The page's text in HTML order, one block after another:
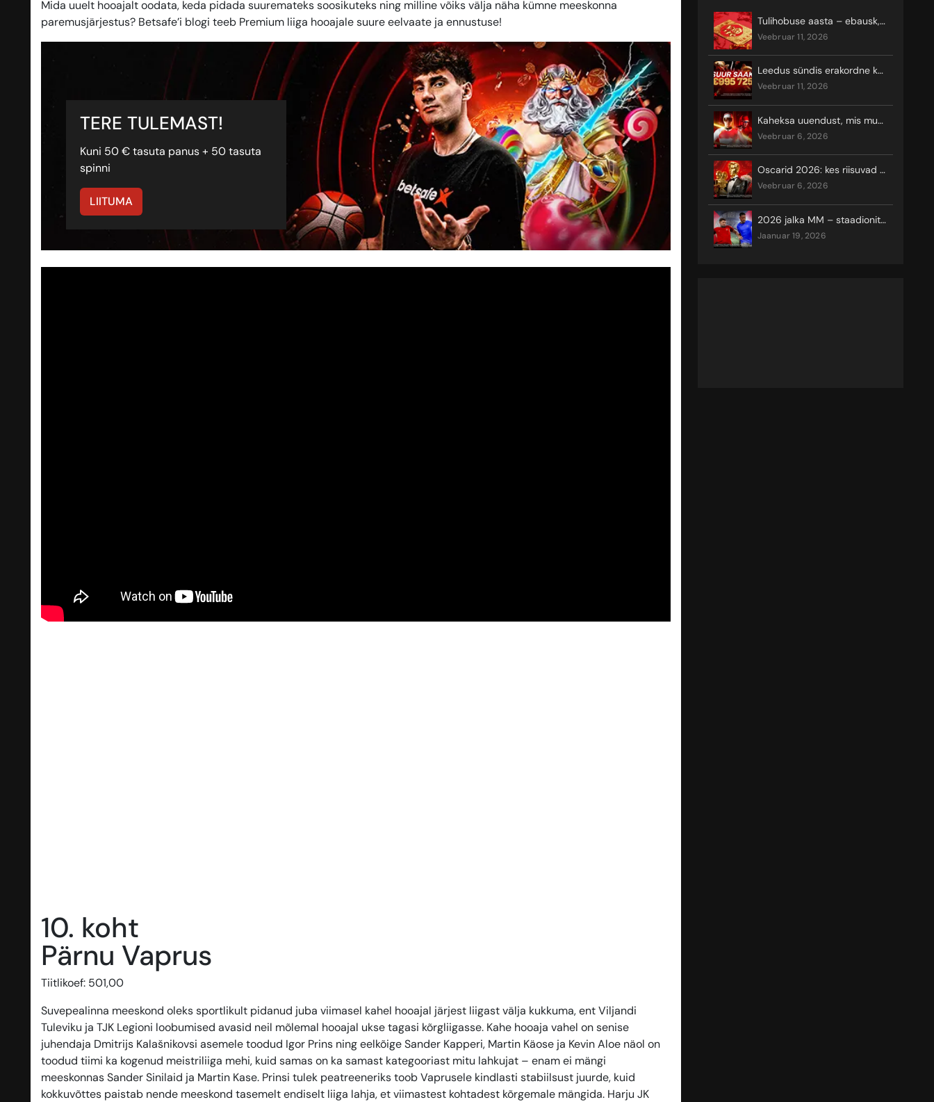
Mida uuelt hooajalt oodata, keda pidada suuremateks soosikuteks ning milline võiks välja näha kümne meeskonna
paremusjärjestus? Betsafe’i blogi teeb Premium liiga hooajale suure eelvaate ja ennustuse!
TERE TULEMAST!
Kuni 50 € tasuta panus + 50 tasuta
spinni
LIITUMA
10. koht
Pärnu Vaprus
Tiitlikoef: 501,00
Suvepealinna meeskond oleks sportlikult pidanud juba viimasel kahel hooajal järjest liigast välja kukkuma, ent Viljandi
Tuleviku ja TJK Legioni loobumised avasid neil mõlemal hooajal ukse tagasi kõrgliigasse. Kahe hooaja vahel on senise
juhendaja Dmitrijs Kalašnikovsi asemele toodud Igor Prins ning eelkõige Sander Kapperi, Martin Käose ja Kevin Aloe näol on
toodud tiimi ka kogenud meistriliiga mehi, kuid samas on ka samast kategooriast mitu lahkujat – enam ei mängi
meeskonnas Sander Sinilaid ja Martin Kase. Prinsi tulek peatreeneriks toob Vaprusele kindlasti stabiilsust juurde, kuid
kokkuvõttes paistab nende meeskond tasemelt endiselt liiga lahja, et viimastest kohtadest kõrgemale mängida. Harju JK
Tulihobuse aasta – ebausk, õnn ja kuumad keerutused
veebruar 11, 2026
Leedus sündis erakordne kasiinovõit ligi miljoni euro eest
veebruar 11, 2026
Kaheksa uuendust, mis muudavad 2026. aasta taliolümpiamängude vaatamist ja seal võistlemist
veebruar 6, 2026
Oscarid 2026: kes riisuvad koore?
veebruar 6, 2026
2026 jalka MM – staadionite asukohad
jaanuar 19, 2026